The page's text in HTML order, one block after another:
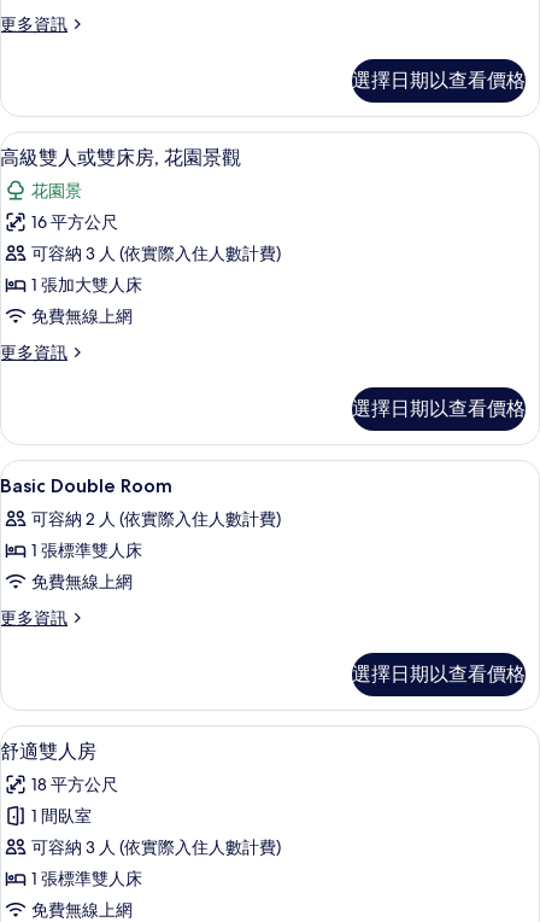
園
觀
的
所
有
相
片
更多資訊
更
雙
人
房,
花
園
景
觀
的
詳
情
選擇日期以查看價格
顯
示
高
級
雙
人
雙
房,
花
園
景
觀
的
所
片
高級雙人或雙床房, 花園景觀 | 客房景觀
34
高級雙人或雙床房, 花園景觀
花園景
16 平方公尺
可容納 3 人 (依實際入住人數計費)
1 張加大雙人床
免費無線上網
更多資訊
更
雙
人
或
床
房,
園
景
觀
情
選擇日期以查看價格
顯
示
Basic
Double
Room
的
相
片
羽絨被、記憶床墊、迷你吧、客房內保
16
Basic Double Room
可容納 2 人 (依實際入住人數計費)
1 張標準雙人床
免費無線上網
更多資訊
更
Room
的
詳
選擇日期以查看價格
顯
示
舒
適
雙
人
舒適雙人房 | 羽絨被、記憶床墊、迷
10
舒適雙人房
18 平方公尺
1 間臥室
可容納 3 人 (依實際入住人數計費)
1 張標準雙人床
免費無線上網